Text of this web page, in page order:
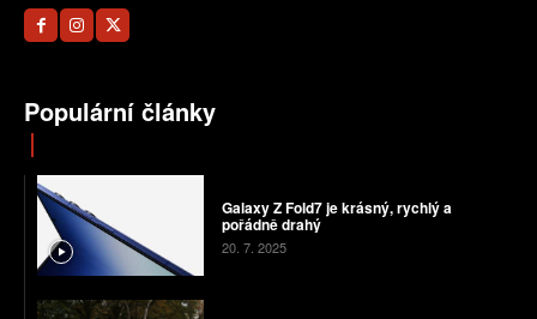
Populární články
Galaxy Z Fold7 je krásný, rychlý a
pořádně drahý
20. 7. 2025